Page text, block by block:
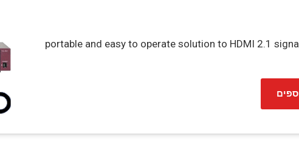
portable and easy to operate solution to HDMI 2.1